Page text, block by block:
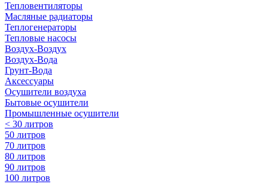
Тепловентиляторы
Масляные радиаторы
Теплогенераторы
Тепловые насосы
Воздух-Воздух
Воздух-Вода
Грунт-Вода
Аксессуары
Осушители воздуха
Бытовые осушители
Промышленные осушители
< 30 литров
50 литров
70 литров
80 литров
90 литров
100 литров